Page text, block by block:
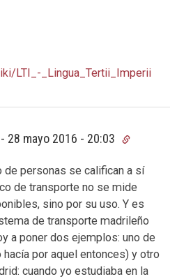
LTI_-_Lingua_Tertii_Imperii
- 28 mayo 2016 - 20:03
de personas se califican a sí
de transporte no se mide
sino por su uso. Y es
de transporte madrileño
a poner dos ejemplos: uno de
por aquel entonces) y otro
cuando yo estudiaba en la